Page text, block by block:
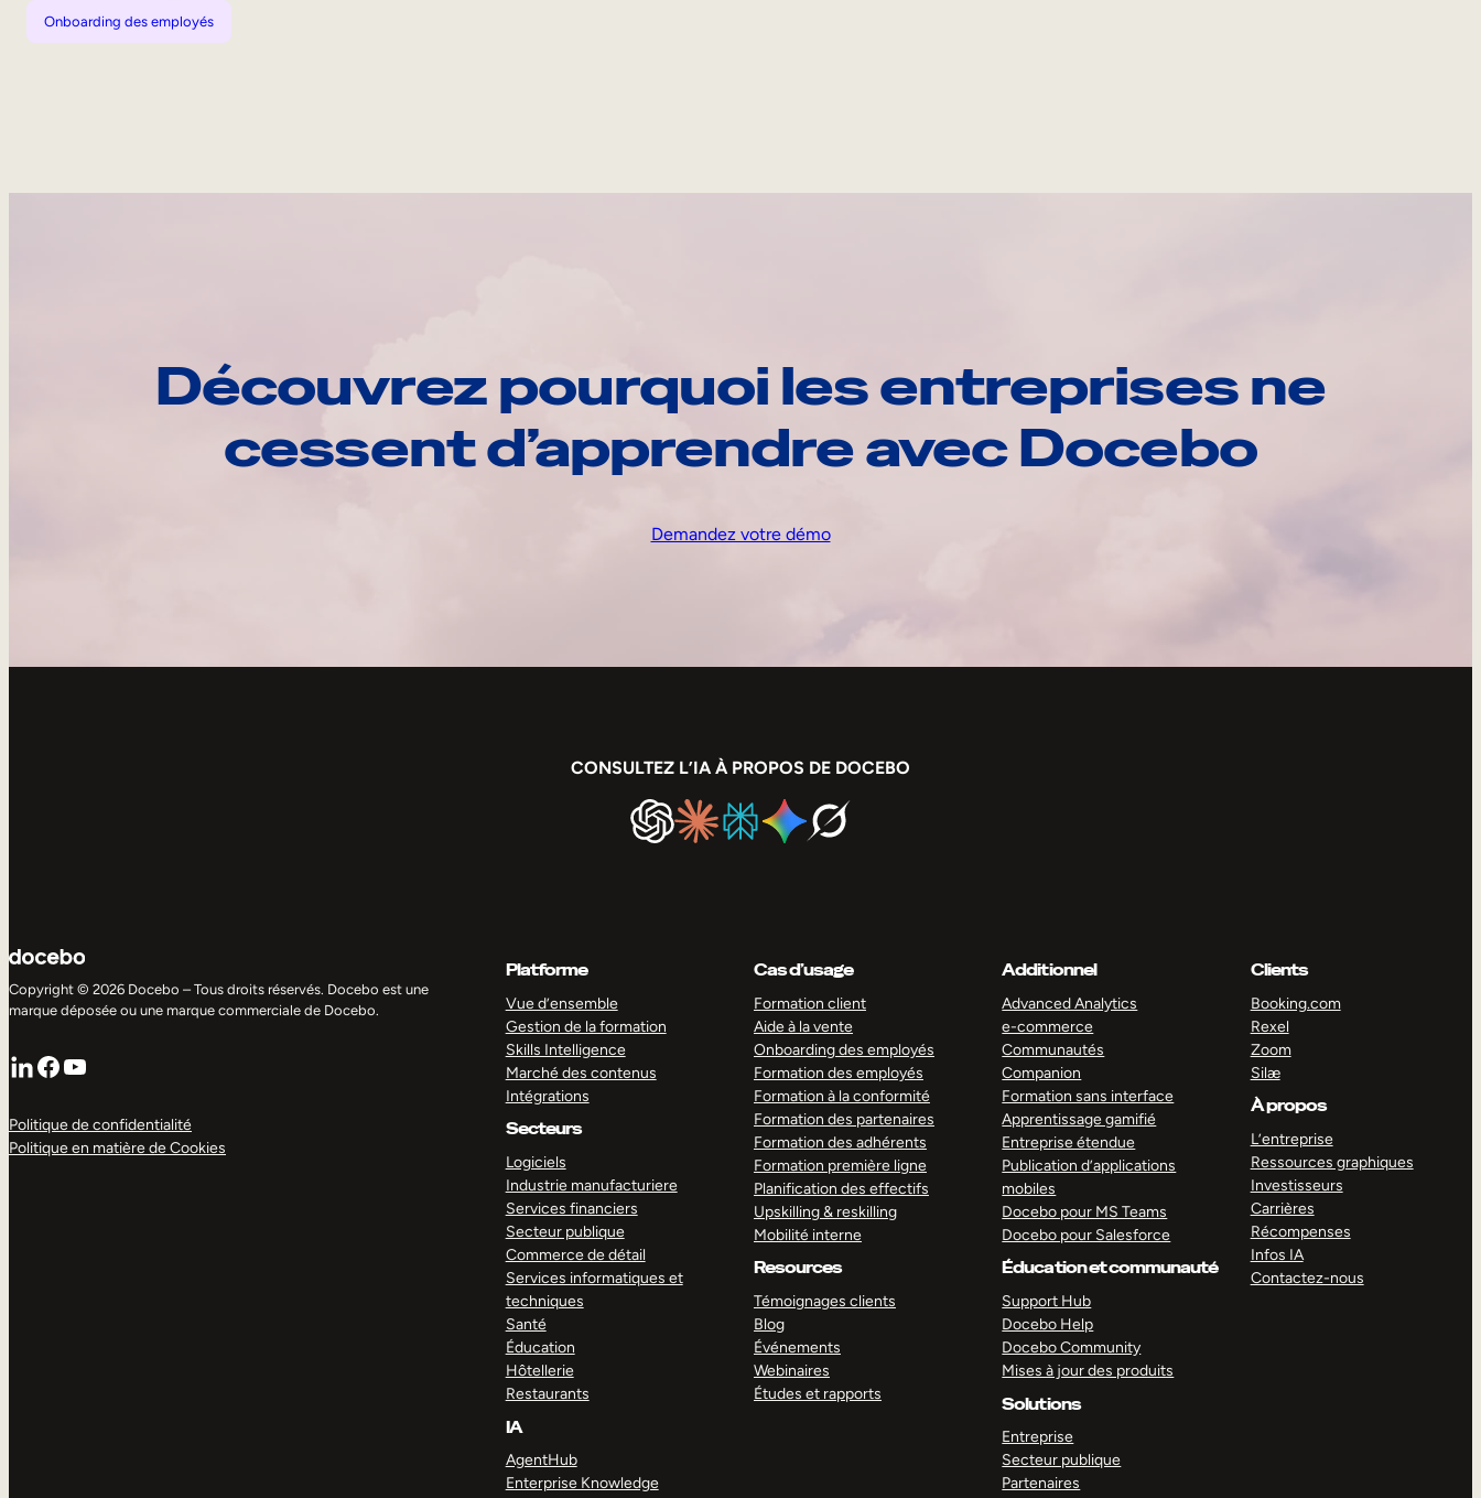
Onboarding des employés
Découvrez pourquoi les entreprises ne
cessent d’apprendre avec Docebo
Demandez votre démo
CONSULTEZ L’IA À PROPOS DE DOCEBO
Copyright © 2026 Docebo – Tous droits réservés. Docebo est une
marque déposée ou une marque commerciale de Docebo.
LinkedIn
Facebook
YouTube
Politique de confidentialité
Politique en matière de Cookies
Platforme
Vue d’ensemble
Gestion de la formation
Skills Intelligence
Marché des contenus
Intégrations
Secteurs
Logiciels
Industrie manufacturiere
Services financiers
Secteur publique
Commerce de détail
Services informatiques et
techniques
Santé
Éducation
Hôtellerie
Restaurants
IA
AgentHub
Enterprise Knowledge
Cas d’usage
Formation client
Aide à la vente
Onboarding des employés
Formation des employés
Formation à la conformité
Formation des partenaires
Formation des adhérents
Formation première ligne
Planification des effectifs
Upskilling & reskilling
Mobilité interne
Resources
Témoignages clients
Blog
Événements
Webinaires
Études et rapports
Additionnel
Advanced Analytics
e-commerce
Communautés
Companion
Formation sans interface
Apprentissage gamifié
Entreprise étendue
Publication d’applications
mobiles
Docebo pour MS Teams
Docebo pour Salesforce
Éducation et communauté
Support Hub
Docebo Help
Docebo Community
Mises à jour des produits
Solutions
Entreprise
Secteur publique
Partenaires
Clients
Booking.com
Rexel
Zoom
Silæ
À propos
L’entreprise
Ressources graphiques
Investisseurs
Carrières
Récompenses
Infos IA
Contactez-nous